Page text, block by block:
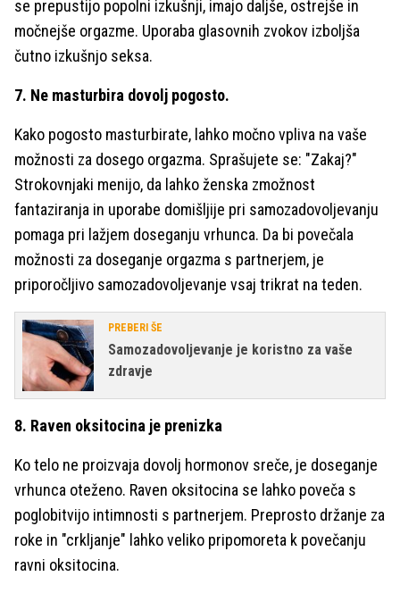
se prepustijo popolni izkušnji, imajo daljše, ostrejše in
močnejše orgazme. Uporaba glasovnih zvokov izboljša
čutno izkušnjo seksa.
7. Ne masturbira dovolj pogosto.
Kako pogosto masturbirate, lahko močno vpliva na vaše
možnosti za dosego orgazma. Sprašujete se: "Zakaj?"
Strokovnjaki menijo, da lahko ženska zmožnost
fantaziranja in uporabe domišljije pri samozadovoljevanju
pomaga pri lažjem doseganju vrhunca. Da bi povečala
možnosti za doseganje orgazma s partnerjem, je
priporočljivo samozadovoljevanje vsaj trikrat na teden.
PREBERI ŠE
Samozadovoljevanje je koristno za vaše
zdravje
8. Raven oksitocina je prenizka
Ko telo ne proizvaja dovolj hormonov sreče, je doseganje
vrhunca oteženo. Raven oksitocina se lahko poveča s
poglobitvijo intimnosti s partnerjem. Preprosto držanje za
roke in "crkljanje" lahko veliko pripomoreta k povečanju
ravni oksitocina.